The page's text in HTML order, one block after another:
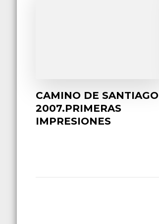
CAMINO DE SANTIAGO
2007.PRIMERAS
IMPRESIONES